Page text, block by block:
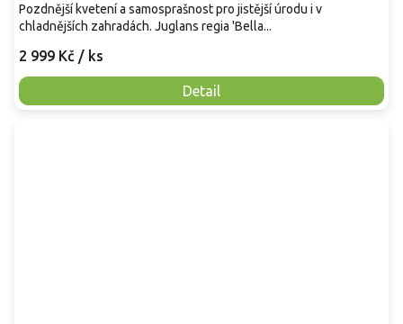
2 999 Kč / ks
Detail
Pozdnější kvetení a samosprašnost pro jistější úrodu i v
chladnějších zahradách. Juglans regia 'Bella...